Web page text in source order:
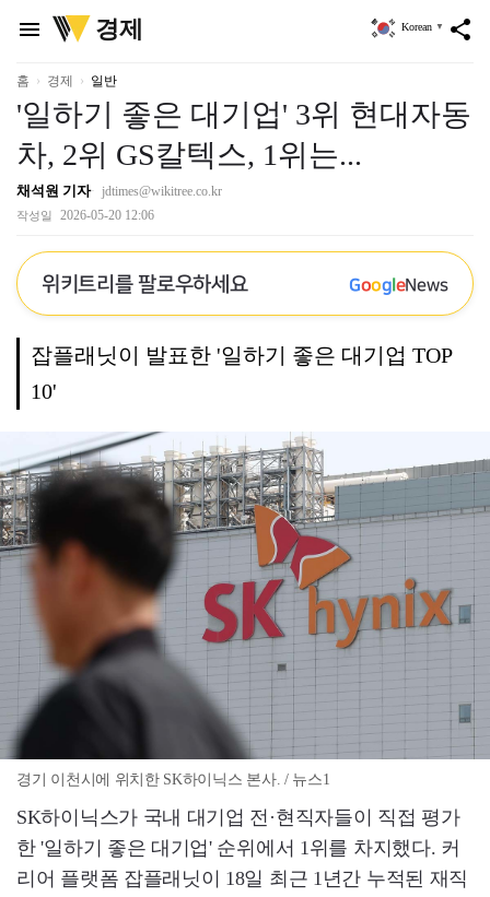
menu
위
키
리
경제 share
Korean ▼
홈 경제 일반
'일하기 좋은 대기업' 3위 현대자동
차, 2위 GS칼텍스, 1위는...
채석원 기자 jdtimes@wikitree.co.kr
작성일 2026-05-20 12:06
위키트리를 팔로우하세요 GoogleNews
잡플래닛이 발표한 '일하기 좋은 대기업 TOP
10'
경기 이천시에 위치한 SK하이닉스 본사. / 뉴스1
SK하이닉스가 국내 대기업 전·현직자들이 직접 평가
한 '일하기 좋은 대기업' 순위에서 1위를 차지했다. 커
리어 플랫폼 잡플래닛이 18일 최근 1년간 누적된 재직